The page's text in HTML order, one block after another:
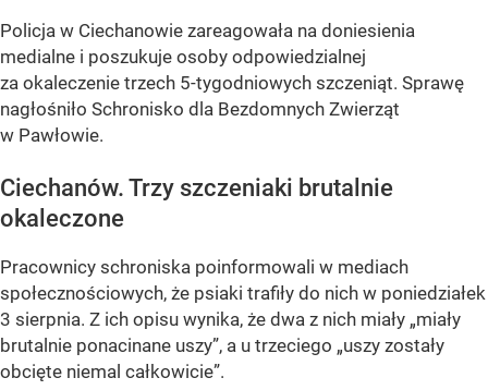
Policja w Ciechanowie zareagowała na doniesienia
medialne i poszukuje osoby odpowiedzialnej
za okaleczenie trzech 5-tygodniowych szczeniąt. Sprawę
nagłośniło Schronisko dla Bezdomnych Zwierząt
w Pawłowie.
Ciechanów. Trzy szczeniaki brutalnie
okaleczone
Pracownicy schroniska poinformowali w mediach
społecznościowych, że psiaki trafiły do nich w poniedziałek
3 sierpnia. Z ich opisu wynika, że dwa z nich miały „miały
brutalnie ponacinane uszy”, a u trzeciego „uszy zostały
obcięte niemal całkowicie”.